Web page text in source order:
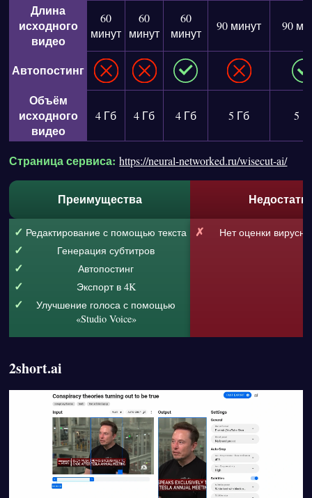
Длина
исходного
видео
60
минут
60
минут
60
минут
90 минут 90
Автопостинг
Объём
исходного
видео
4 Гб 4 Гб 4 Гб 5 Гб 5
Страница сервиса: https://neural-networked.ru/wisecut-ai/
Преимущества
Редактирование с помощью текста
Генерация субтитров
Автопостинг
Экспорт в 4K
Улучшение голоса с помощью
«Studio Voice»
Нет оценки
2short.ai